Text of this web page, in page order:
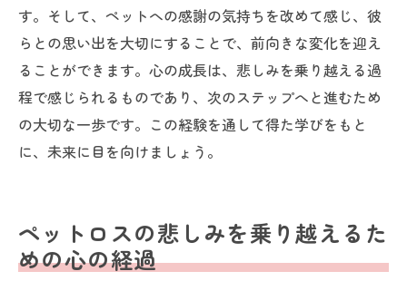
す。そして、ペットへの感謝の気持ちを改めて感じ、彼
らとの思い出を大切にすることで、前向きな変化を迎え
ることができます。心の成長は、悲しみを乗り越える過
程で感じられるものであり、次のステップへと進むため
の大切な一歩です。この経験を通して得た学びをもと
に、未来に目を向けましょう。
ペットロスの悲しみを乗り越えるた
めの心の経過